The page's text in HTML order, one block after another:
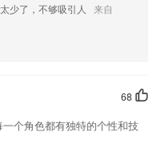
音象形化，便于宝宝识记字
场驾考体验感。
，k12赋能课程名师讲堂，亲
少了，不够吸引人
来自
68
个角色都有独特的个性和技